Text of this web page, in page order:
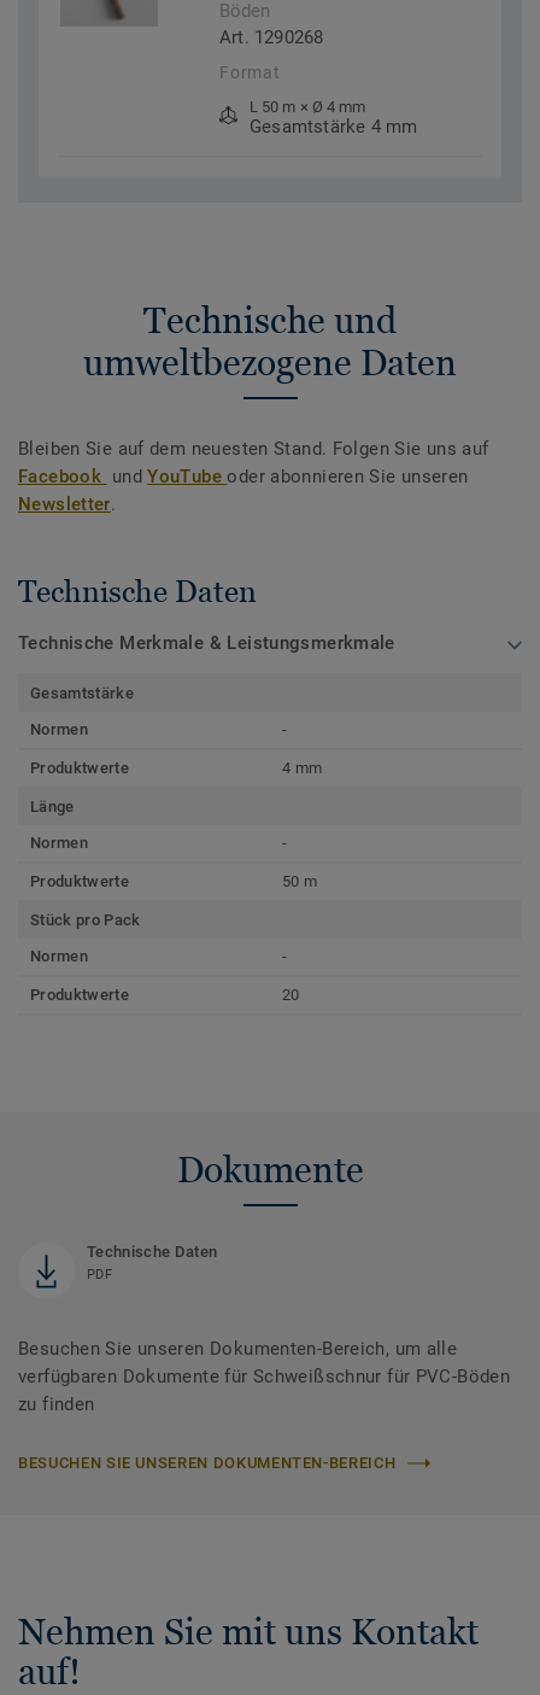
Böden
Art. 1290268
Format
L 50 m × Ø 4 mm
Gesamtstärke 4 mm
Technische und
umweltbezogene Daten
Bleiben Sie auf dem neuesten Stand. Folgen Sie uns auf
Facebook undYouTubeoder abonnieren Sie unseren
Newsletter.
Technische Daten
Technische Merkmale & Leistungsmerkmale
Gesamtstärke
Normen
-
Produktwerte 4 mm
Länge
Normen
-
Produktwerte 50 m
Stück pro Pack
Normen
-
Produktwerte 20
Dokumente
Technische Daten
PDF
Besuchen Sie unseren Dokumenten-Bereich, um alle
verfügbaren Dokumente für Schweißschnur für PVC-Böden
zu finden
BESUCHEN SIE UNSEREN DOKUMENTEN-BEREICH
Nehmen Sie mit uns Kontakt
auf!